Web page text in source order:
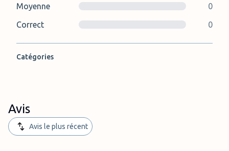
Moyenne
0
Correct
0
Catégories
Avis
Avis le plus récent